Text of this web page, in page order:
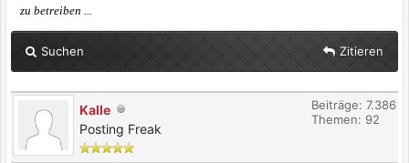
zu betreiben ...
Suchen Zitieren
Kalle
Posting Freak
Beiträge: 7.386
Themen: 92